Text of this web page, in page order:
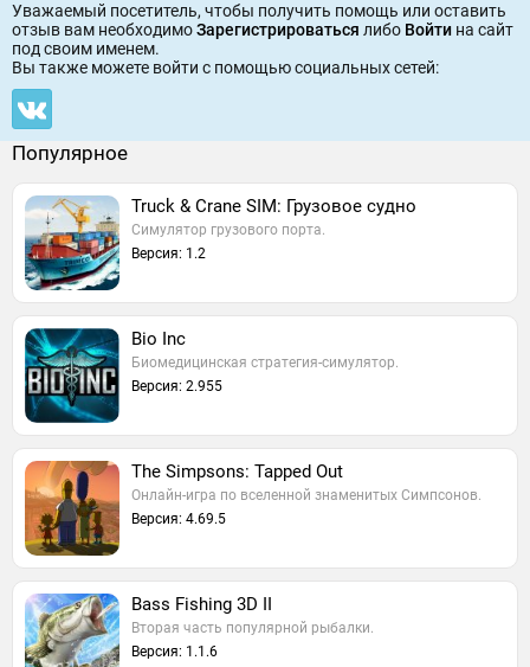
Уважаемый посетитель, чтобы получить помощь или оставить
отзыв вам необходимоЗарегистрироваться либо Войти на сайт
под своим именем.
Вы также можете войти c помощью социальных сетей:
Популярное
Truck & Crane SIM: Грузовое судно
Симулятор грузового порта.
Версия: 1.2
Bio Inc
Биомедицинская стратегия-симулятор.
Версия: 2.955
The Simpsons: Tapped Out
Онлайн-игра по вселенной знаменитых Симпсонов.
Версия: 4.69.5
Bass Fishing 3D II
Вторая часть популярной рыбалки.
Версия: 1.1.6